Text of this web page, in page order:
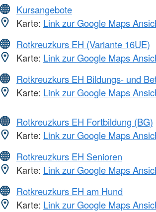
Kursangebote
Karte: Link zur Google Maps
Rotkreuzkurs EH (Variante 16UE)
Karte: Link zur Google Maps
Rotkreuzkurs EH Bildungs- und
Karte: Link zur Google Maps
Rotkreuzkurs EH Fortbildung (BG)
Karte: Link zur Google Maps
Rotkreuzkurs EH Senioren
Karte: Link zur Google Maps
Rotkreuzkurs EH am Hund
Karte: Link zur Google Maps